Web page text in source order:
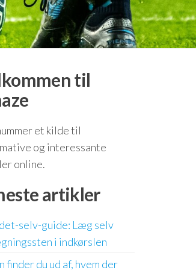
til
et kilde til
og interessante
online.
artikler
selv-guide: Læg selv
i indkørslen
finder du ud af, hvem der